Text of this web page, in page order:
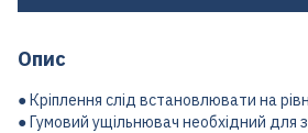
Опис
● Кріплення слід встановлювати на
● Гумовий ущільнювач необхідний для